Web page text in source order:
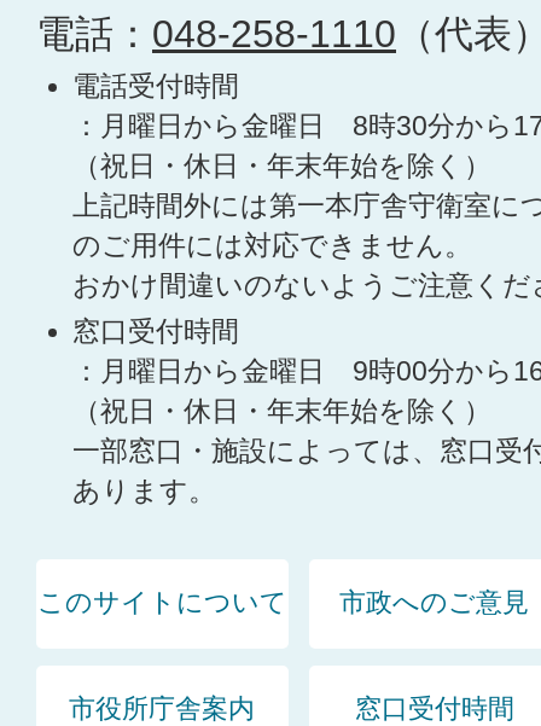
電話： 048-258-1110 （代表
電話受付時間
：月曜日から金曜日 8時30分から
（祝日・休日・年末年始を除く）
上記時間外には第一本庁舎守衛室に
のご用件には対応できません。
おかけ間違いのないようご注意くだ
窓口受付時間
：月曜日から金曜日 9時00分から
（祝日・休日・年末年始を除く）
一部窓口・施設によっては、窓口受
あります。
このサイトについて 市政へのご意見
市役所庁舎案内 窓口受付時間